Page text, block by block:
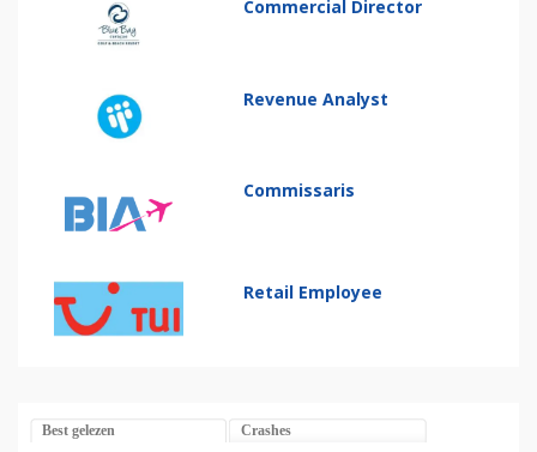
Commercial Director
Revenue Analyst
Commissaris
Retail Employee
Best gelezen Crashes